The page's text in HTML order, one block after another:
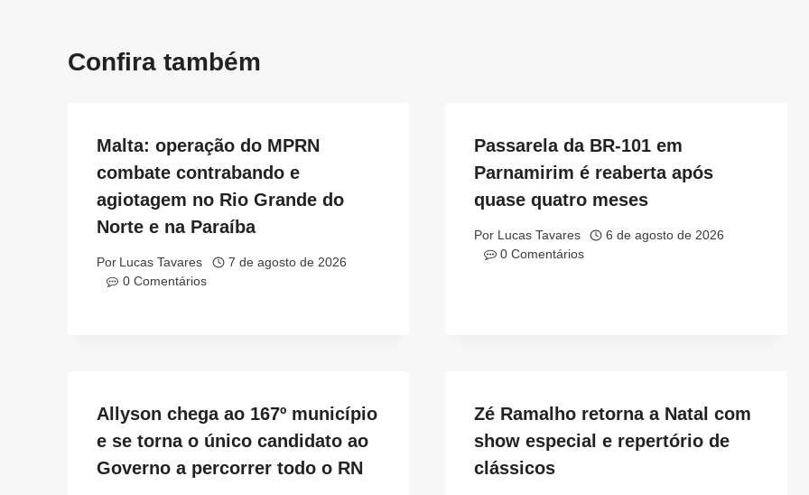
Confira também
Malta: operação do MPRN
combate contrabando e
agiotagem no Rio Grande do
Norte e na Paraíba
Por Lucas Tavares
7 de agosto de 2026
0 Comentários
Passarela da BR-101 em
Parnamirim é reaberta após
quase quatro meses
Por Lucas Tavares
6 de agosto de 2026
0 Comentários
Allyson chega ao 167º município
e se torna o único candidato ao
Governo a percorrer todo o RN
Zé Ramalho retorna a Natal com
show especial e repertório de
clássicos